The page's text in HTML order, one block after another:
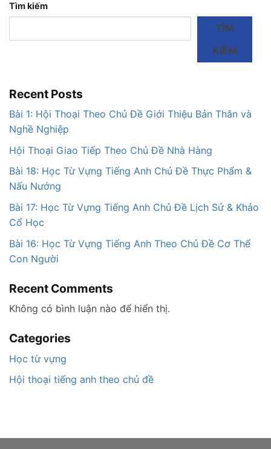
Tìm kiếm
TÌM
KIẾM
Recent Posts
Bài 1: Hội Thoại Theo Chủ Đề Giới Thiệu Bản Thân và
Nghề Nghiệp
Hội Thoại Giao Tiếp Theo Chủ Đề Nhà Hàng
Bài 18: Học Từ Vựng Tiếng Anh Chủ Đề Thực Phẩm &
Nấu Nướng
Bài 17: Học Từ Vựng Tiếng Anh Chủ Đề Lịch Sử & Khảo
Cổ Học
Bài 16: Học Từ Vựng Tiếng Anh Theo Chủ Đề Cơ Thể
Con Người
Recent Comments
Không có bình luận nào để hiển thị.
Categories
Học từ vựng
Hội thoại tiếng anh theo chủ đề